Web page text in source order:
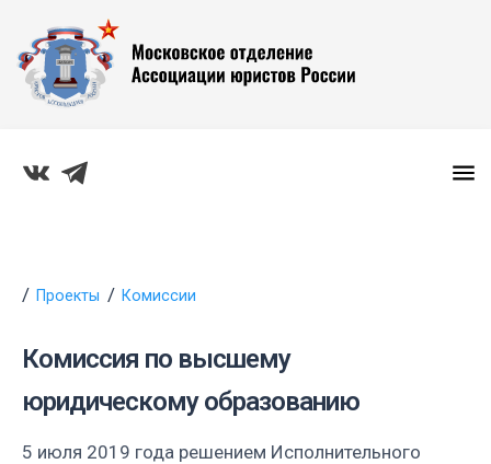
Проекты Комиссии
Комиссия по высшему
юридическому образованию
5 июля 2019 года решением Исполнительного